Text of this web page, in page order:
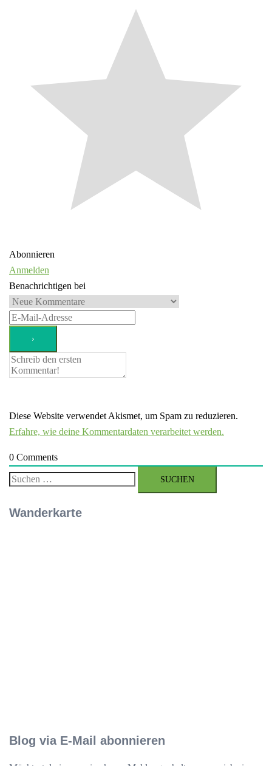
Abonnieren
Anmelden
Benachrichtigen bei
Diese Website verwendet Akismet, um Spam zu reduzieren.
Erfahre, wie deine Kommentardaten verarbeitet werden.
0 Comments
Suchen
Wanderkarte
Blog via E-Mail abonnieren